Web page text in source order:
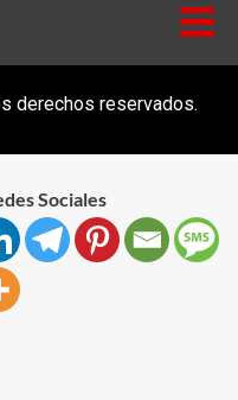
derechos reservados.
Sociales